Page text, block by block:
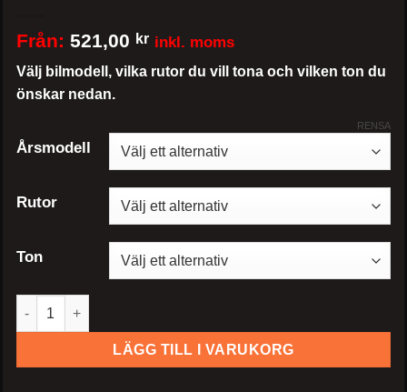
Från: 521,00 kr inkl. moms
Välj bilmodell, vilka rutor du vill tona och vilken ton du
önskar nedan.
Årsmodell
Rutor
Ton
RENSA
Volkswagen Passat sedan mängd
LÄGG TILL I VARUKORG